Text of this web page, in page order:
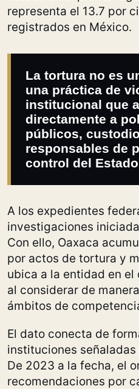
representa el 13.7 por
registrados en México.
La tortura no es
una práctica de
institucional que
directamente a
públicos,
responsables de
control del
A los expedientes
investigaciones
Con ello, Oaxaca
por actos de tortura y
ubica a la entidad en
al considerar de
ámbitos de
El dato conecta de
instituciones señaladas
De 2023 a la fecha, el
recomendaciones por